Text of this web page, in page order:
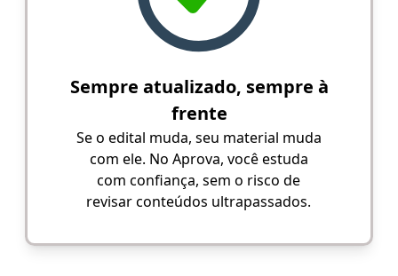
Sempre atualizado, sempre à
frente
Se o edital muda, seu material muda
com ele. No Aprova, você estuda
com confiança, sem o risco de
revisar conteúdos ultrapassados.